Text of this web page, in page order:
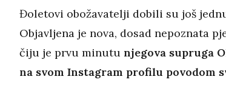
Đoletovi obožavatelji dobili su još
Objavljena je nova, dosad nepoznata
čiju je prvu minutu njegova supruga
na svom Instagram profilu povodom